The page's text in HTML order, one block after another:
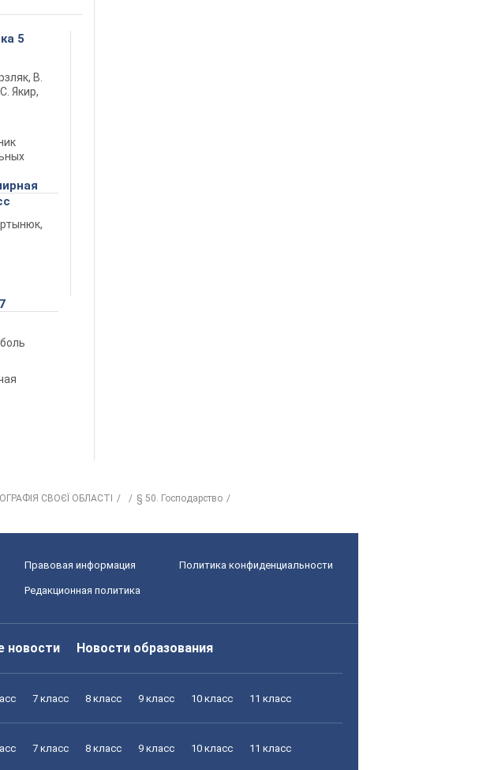
5
В.
Якир,
СВОЄЇ ОБЛАСТІ
§ 50. Господарство
Правовая информация Политика конфиденциальности
Редакционная политика
новости Новости образования
7 класс 8 класс 9 класс 10 класс 11 класс
7 класс 8 класс 9 класс 10 класс 11 класс